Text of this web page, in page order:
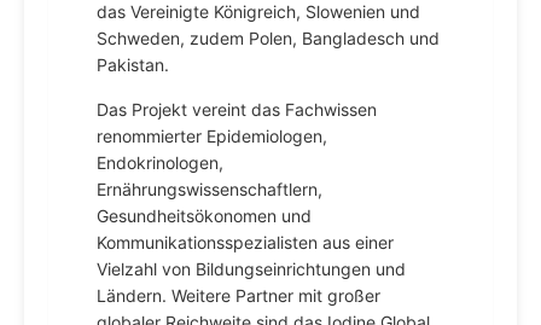
das Vereinigte Königreich, Slowenien und
Schweden, zudem Polen, Bangladesch und
Pakistan.
Das Projekt vereint das Fachwissen
renommierter Epidemiologen,
Endokrinologen,
Ernährungswissenschaftlern,
Gesundheitsökonomen und
Kommunikationsspezialisten aus einer
Vielzahl von Bildungseinrichtungen und
Ländern. Weitere Partner mit großer